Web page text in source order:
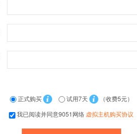
正式购买 试用7天
（收费5元）
我已阅读并同意9051网络 虚拟主机购买协议